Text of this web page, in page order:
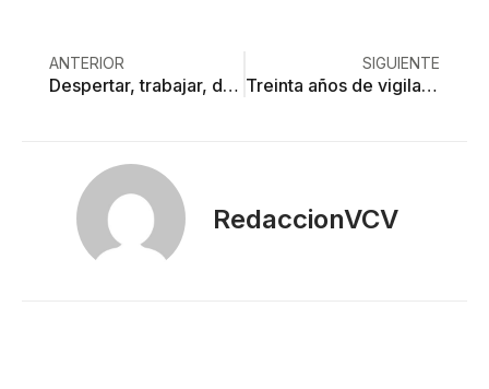
ANTERIOR
Despertar, trabajar, dormir
SIGUIENTE
Treinta años de vigilancia: Don Goyo bajo la lupa científica
RedaccionVCV